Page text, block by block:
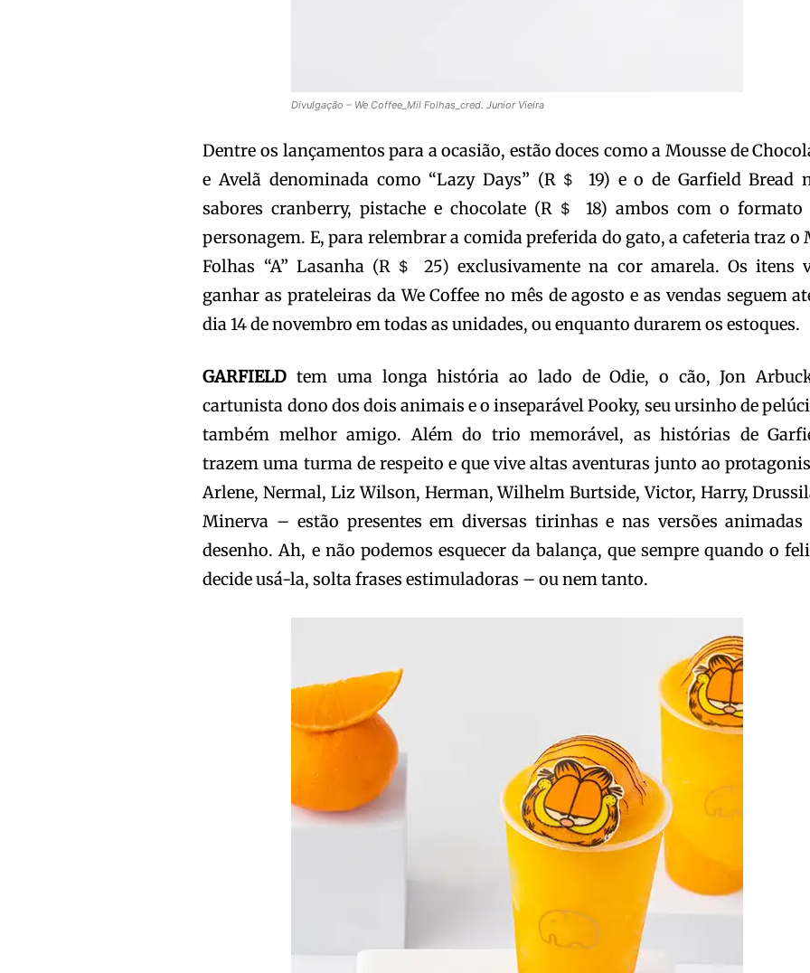
Divulgação – We Coffee_Mil Folhas_cred. Junior Vieira
Dentre os lançamentos para a ocasião, estão doces como a Mousse de
e Avelã denominada como “Lazy Days” (R＄ 19) e o de Garfield Bread
sabores cranberry, pistache e chocolate (R＄ 18) ambos com o formato
personagem. E, para relembrar a comida preferida do gato, a cafeteria traz o
Folhas “A” Lasanha (R＄ 25) exclusivamente na cor amarela. Os itens
ganhar as prateleiras da We Coffee no mês de agosto e as vendas seguem
dia 14 de novembro em todas as unidades, ou enquanto durarem os estoques.
GARFIELD tem uma longa história ao lado de Odie, o cão, Jon
cartunista dono dos dois animais e o inseparável Pooky, seu ursinho de
também melhor amigo. Além do trio memorável, as histórias de
trazem uma turma de respeito e que vive altas aventuras junto ao
Arlene, Nermal, Liz Wilson, Herman, Wilhelm Burtside, Victor, Harry,
Minerva – estão presentes em diversas tirinhas e nas versões animadas
desenho. Ah, e não podemos esquecer da balança, que sempre quando o
decide usá-la, solta frases estimuladoras – ou nem tanto.